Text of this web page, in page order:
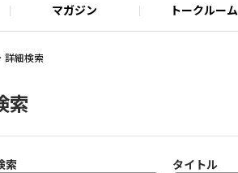
マガジン トークルーム
X(Twitter)
COMMUNITYに関するお問い合わせ
詳細検索
索
索 タイトル